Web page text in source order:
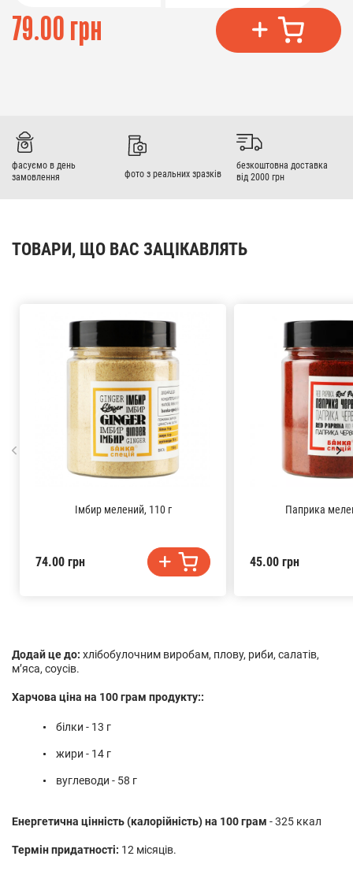
79.00 грн
фасуємо в день
замовлення
фото з реальних зразків
безкоштовна доставка
від 2000 грн
Додай це до: хлібобулочним виробам, плову, риби, салатів,
м’яса, соусів.
Харчова ціна на 100 грам продукту::
білки - 13 г
жири - 14 г
вуглеводи - 58 г
Енергетична цінність (калорійність) на 100 грам - 325 ккал
Термін придатності: 12 місяців.
ТОВАРИ, ЩО ВАС ЗАЦІКАВЛЯТЬ
Імбир мелений, 110 г
74.00 грн
Паприка
45.00 грн